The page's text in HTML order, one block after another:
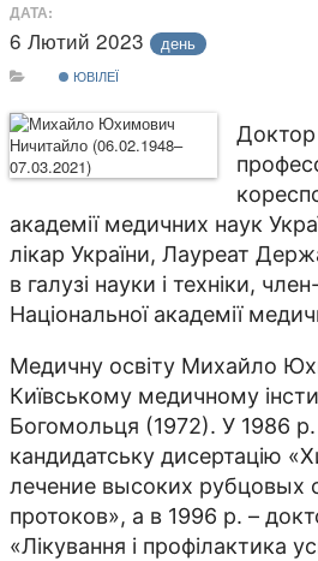
ДАТА:
6 Лютий 2023 день
ЮВІЛЕЇ
академії медичних наук
лікар України, Лауреат
в галузі науки і техніки,
Національної академії
Медичну освіту Михайло
Київському медичному
Богомольця (1972). У 1986
кандидатську дисертацію
лечение высоких рубцовых
протоков», а в 1996 р. –
«Лікування і профілактика